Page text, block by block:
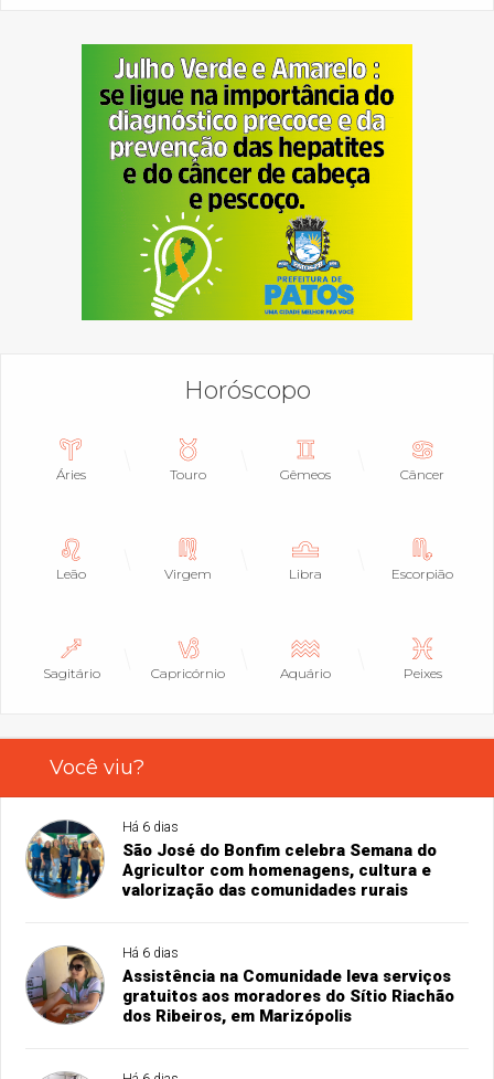
Horóscopo
Áries Touro Gêmeos Câncer
Leão Virgem Libra Escorpião
Sagitário Capricórnio Aquário Peixes
Você viu?
Há 6 dias
São José do Bonfim celebra Semana do
Agricultor com homenagens, cultura e
valorização das comunidades rurais
Há 6 dias
Assistência na Comunidade leva serviços
gratuitos aos moradores do Sítio Riachão
dos Ribeiros, em Marizópolis